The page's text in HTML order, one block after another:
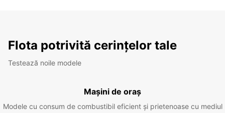
Flota potrivită cerințelor tale
Testează noile modele
Mașini de oraș
Modele cu consum de combustibil eficient și prietenoase cu mediul